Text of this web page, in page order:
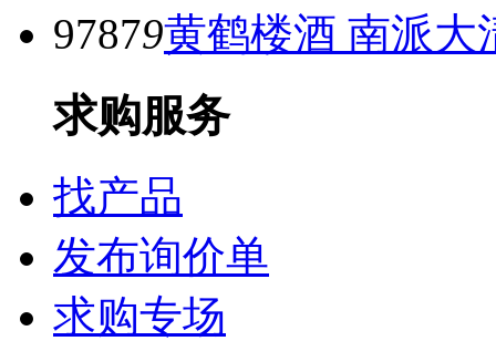
97879黄鹤楼酒 南派大
求购服务
找产品
发布询价单
求购专场